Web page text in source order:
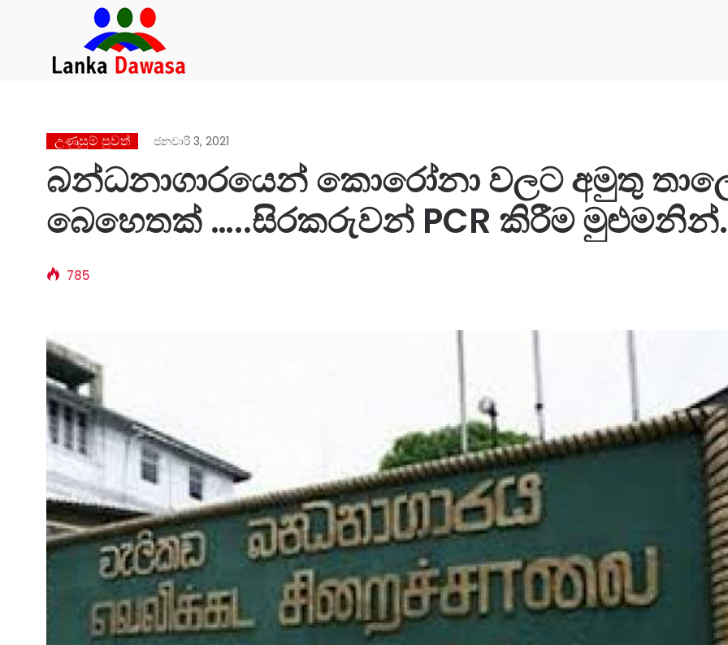
උණුසුම් පුවත් ජනවාරි 3, 2021
බන්ධනාගාරයෙන් කොරෝනා වලට අමුතු
බෙහෙතක් …..සිරකරුවන් PCR කිරීම
නවතා දමයි.
785